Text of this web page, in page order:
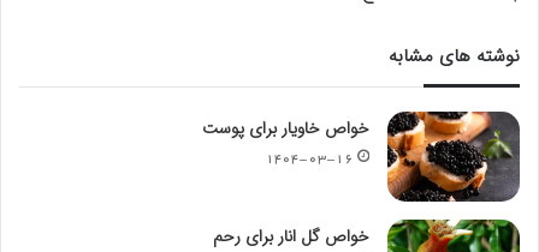
نوشته های مشابه
خواص خاویار برای پوست
۱۴۰۴-۰۳-۱۶
خواص گل انار برای رحم